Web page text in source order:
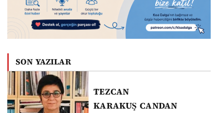
SON YAZILAR
TEZCAN
KARAKUŞ CANDAN